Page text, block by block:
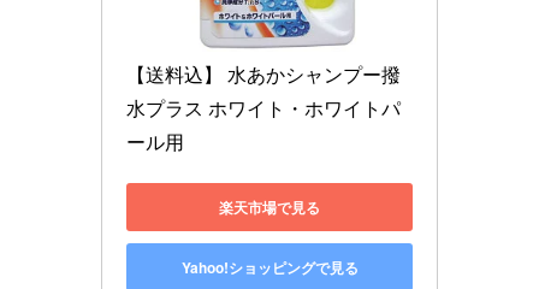
【送料込】 水あかシャンプー撥
水プラス ホワイト・ホワイトパ
ール用
楽天市場で見る
Yahoo!ショッピングで見る